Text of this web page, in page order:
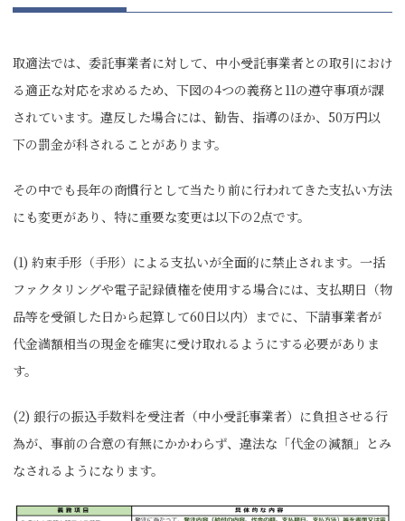
取適法では、委託事業者に対して、中小受託事業者との取引におけ
る適正な対応を求めるため、下図の4つの義務と11の遵守事項が課
されています。違反した場合には、勧告、指導のほか、50万円以
下の罰金が科されることがあります。
その中でも長年の商慣行として当たり前に行われてきた支払い方法
にも変更があり、特に重要な変更は以下の2点です。
(1) 約束手形（手形）による支払いが全面的に禁止されます。一括
ファクタリングや電子記録債権を使用する場合には、支払期日（物
品等を受領した日から起算して60日以内）までに、下請事業者が
代金満額相当の現金を確実に受け取れるようにする必要がありま
す。
(2) 銀行の振込手数料を受注者（中小受託事業者）に負担させる行
為が、事前の合意の有無にかかわらず、違法な「代金の減額」とみ
なされるようになります。